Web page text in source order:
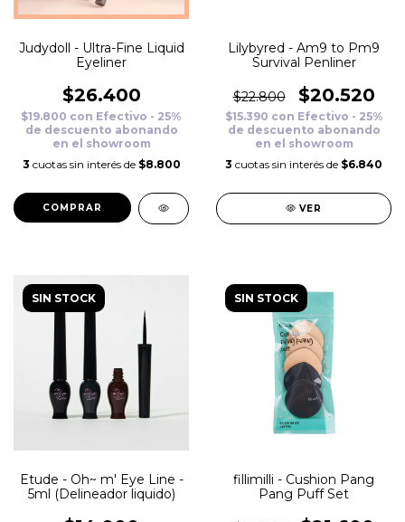
Judydoll - Ultra-Fine Liquid
Eyeliner
$26.400
$19.800 con Efectivo - 25%
de descuento abonando
en el showroom
3 cuotas sin interés de $8.800
COMPRAR
Lilybyred - Am9 to Pm9
Survival Penliner
$22.800 $20.520
$15.390 con Efectivo - 25%
de descuento abonando
en el showroom
3 cuotas sin interés de $6.840
VER
SIN STOCK
Etude - Oh~ m' Eye Line -
5ml (Delineador liquido)
SIN STOCK
fillimilli - Cushion Pang
Pang Puff Set